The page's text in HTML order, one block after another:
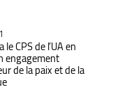
CPS de l’UA en
engagement
de la paix et de la